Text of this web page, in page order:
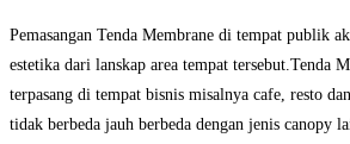
Pemasangan Tenda Membrane di tempat publik
estetika dari lanskap area tempat tersebut.Tenda
terpasang di tempat bisnis misalnya cafe, resto
tidak berbeda jauh berbeda dengan jenis canopy